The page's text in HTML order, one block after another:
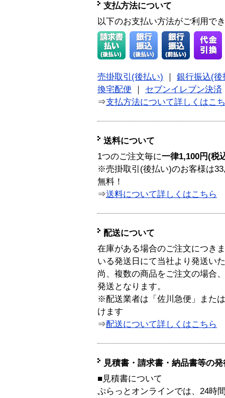
支払方法について
以下のお支払い方法がご利用で
売掛取引(後払い) ｜ 銀行振込(後
換宅配便 ｜ セブンイレブン決済
⇒支払方法について詳しくはこ
送料について
1つのご注文毎に一律1,100円(税
※売掛取引(後払い)のお客様は
無料！
⇒送料について詳しくはこちら
配送について
在庫がある場合のご注文につき
いる発送日にて当社より発送い
尚、複数の商品をご注文の場合
発送となります。
※配送業者は「佐川急便」また
けます
⇒配送について詳しくはこちら
見積書・請求書・納品書等の
■見積書について
ぷらっとオンラインでは、24時